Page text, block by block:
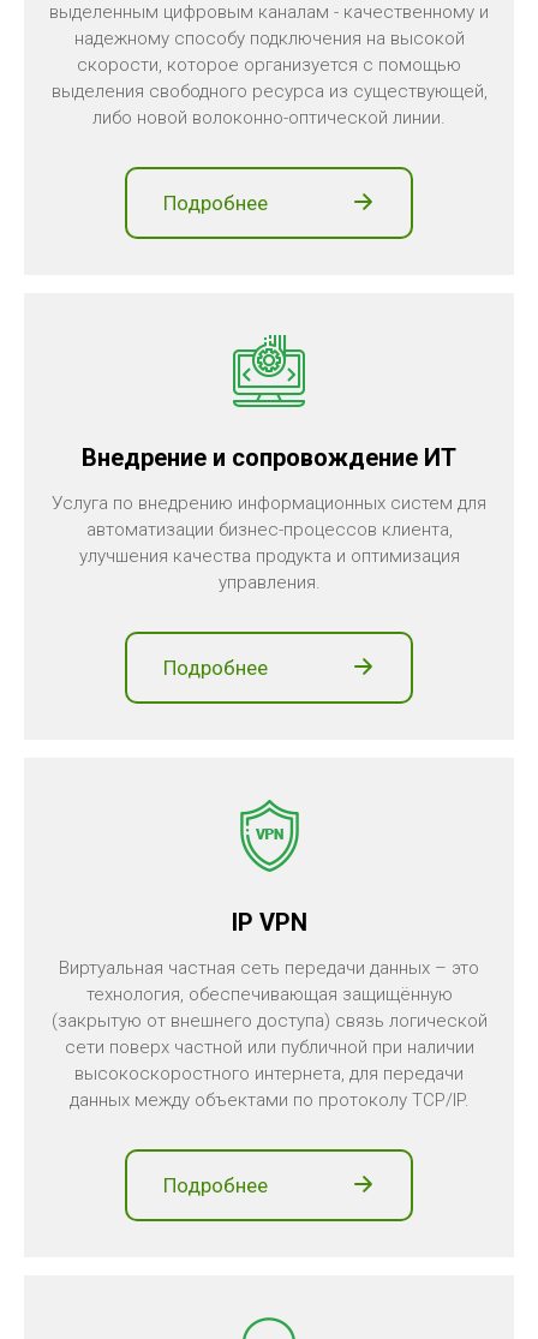
выделенным цифровым каналам - качественному и
надежному способу подключения на высокой
скорости, которое организуется с помощью
выделения свободного ресурса из существующей,
либо новой волоконно-оптической линии.
Подробнее
Внедрение и сопровождение ИТ
Услуга по внедрению информационных систем для
автоматизации бизнес-процессов клиента,
улучшения качества продукта и оптимизация
управления.
Подробнее
IP VPN
Виртуальная частная сеть передачи данных – это
технология, обеспечивающая защищённую
(закрытую от внешнего доступа) связь логической
сети поверх частной или публичной при наличии
высокоскоростного интернета, для передачи
данных между объектами по протоколу TCP/IP.
Подробнее